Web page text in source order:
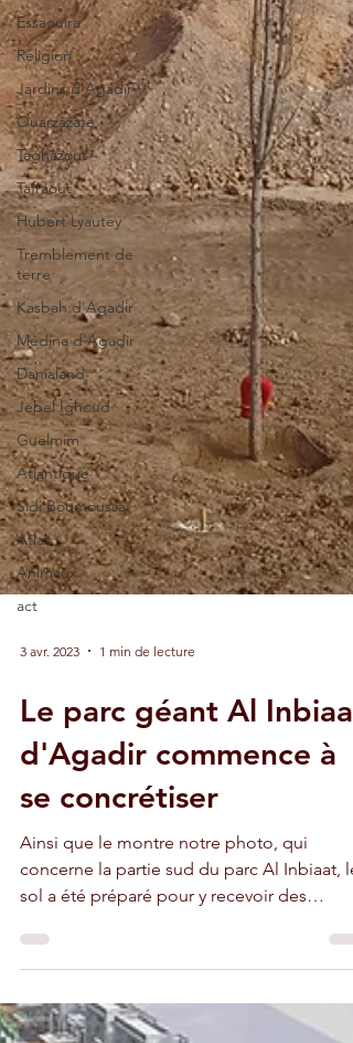
Essaouira
Religion
Jardins d'Agadir
Ouarzazate
Taghazout
Tafraout
Hubert Lyautey
Tremblement de
terre
Kasbah d'Agadir
Médina d'Agadir
Danialand
Jebel Ighoud
Guelmim
Atlantique
Sidi Boumoussa
Atlas
Animaux
act
3 avr. 2023 1 min de lecture
Le parc géant Al Inbiaat
d'Agadir commence à
se concrétiser
Ainsi que le montre notre photo, qui
sol a été préparé pour y recevoir des
palmiers-dattiers.